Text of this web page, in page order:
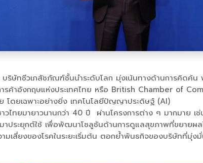
บริษัทชีวเภสัชภัณฑ์ชั้นนำระดับโลก มุ่งเน้นทางด้านการคิดค้
ค้าอังกฤษแห่งประเทศไทย หรือ British Chamber of
โดยเฉพาะอย่างยิ่ง เทคโนโลยีปัญญาประดิษฐ์ (AI)
วไทยมายาวนานกว่า 40 ปี ผ่านโครงการต่าง ๆ มากมา
ระยุกต์ใช้ เพื่อพัฒนาโซลูชันด้านการดูแลสุขภาพที่ขยายผล
เสี่ยงของโรคในระยะเริ่มต้น ตอกย้ำพันธกิจของบริษัทที่มุ่ง